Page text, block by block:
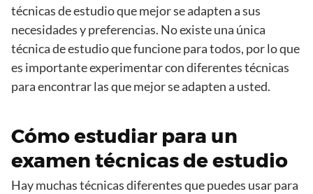
técnicas de estudio que mejor se adapten a sus
necesidades y preferencias. No existe una única
técnica de estudio que funcione para todos, por lo que
es importante experimentar con diferentes técnicas
para encontrar las que mejor se adapten a usted.
Cómo estudiar para un
examen técnicas de estudio
Hay muchas técnicas diferentes que puedes usar para